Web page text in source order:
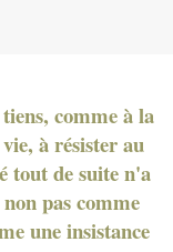
comme à la
à résister au
tout de suite n'a
pas comme
une insistance